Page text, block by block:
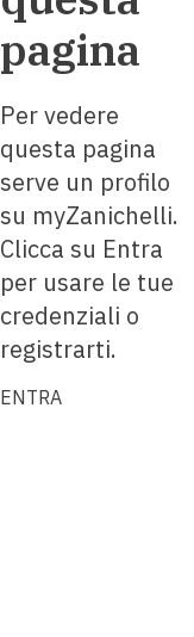
pagina
Per vedere
questa pagina
serve un profilo
su myZanichelli.
Clicca su Entra
per usare le tue
credenziali o
registrarti.
ENTRA